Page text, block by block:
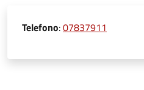
Telefono:07837911